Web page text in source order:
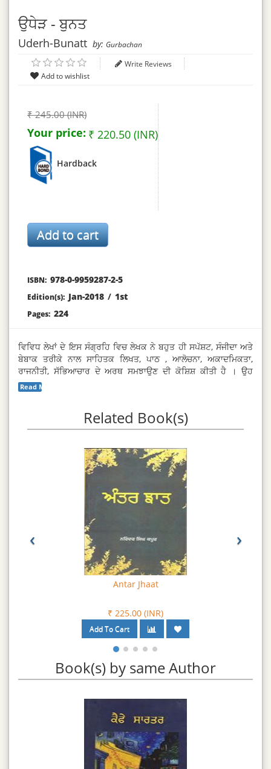
ਉਧੇੜ - ਬੁਨਤ
Uderh-Bunatt by: Gurbachan
Write Reviews
₹ 245.00 (INR)
Your price: ₹ 220.50 (INR)
Hardback
ISBN: 978-0-9959287-2-5
Edition(s): Jan-2018 / 1st
Pages: 224
ਵਿਵਿਧ ਲੇਖਾਂ ਦੇ ਇਸ ਸੰਗ੍ਰਹਿ ਵਿਚ ਲੇਖਕ ਨੇ ਬਹੁਤ ਹੀ ਸਪੱਸ਼ਟ, ਸੰਜੀਦਾ ਅਤੇ
ਬੇਬਾਕ ਤਰੀਕੇ ਨਾਲ ਸਾਹਿਤਕ ਲਿਖਤ, ਪਾਠ , ਆਲੋਚਨਾ, ਅਕਾਦਮਿਕਤਾ,
ਰਾਜਨੀਤੀ, ਸੱਭਿਆਚਾਰ ਦੇ ਅਰਥ ਸਮਝਾਉਣ ਦੀ ਕੋਸ਼ਿਸ਼ ਕੀਤੀ ਹੈ । ਉਹ
ਵਰਤਮਾਨ ਅਤੇ ਇਤਿਹਾਸ ਦੇ ਡਾਇਲੈਕਟਿਕ ਦੀਆਂ ਬਾਰੀਕੀਆਂ ਨੁੰ ਫੜਦਾ ਹੈ ।
ਉਹ ਸਾਹਿਤਿਕ ਸਵੈ ਅਤੇ ਸੰਸਥਾ/ਸਥਾਪਤੀ ਦੇ ਅੰਤਰ ਸਬੰਧਾਂ ਦੀਆਂ ਲੁਕਵੀਆਂ
ਕੋਈ ਗੱਲ ਬਗੈਰ ਵਿਵੇਕ ਸਪੱਸ਼ਟਤਾ ਅਤੇ ਖ਼ੂਬਸੂਰਤੀ ਦੇ ਨਹੀਂ ਕਰਦਾ ।
Read More...
Related Book(s)
Bikhre Punjab Di Gatha
₹ 270.00 (INR)
‹ ›
Book(s) by same Author